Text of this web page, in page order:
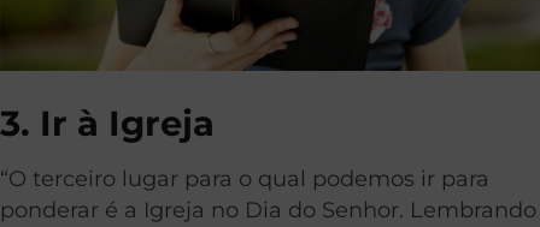
3. Ir à Igreja
“O terceiro lugar para o qual podemos ir para
ponderar é a Igreja no Dia do Senhor. Lembrando